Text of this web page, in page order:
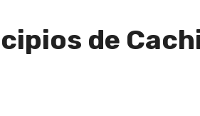
de